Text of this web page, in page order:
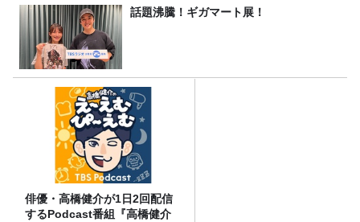
話題沸騰！ギガマート展！
俳優・高橋健介が1日2回配信
するPodcast番組『高橋健介